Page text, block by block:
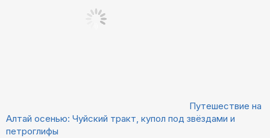
Путешествие на
Алтай осенью: Чуйский тракт, купол под звёздами и
петроглифы